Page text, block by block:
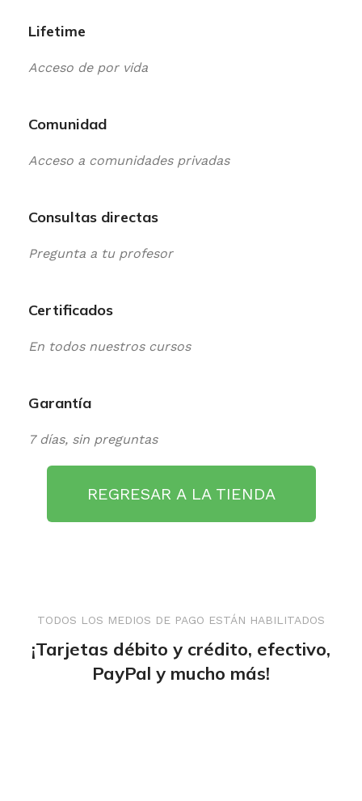
Lifetime
Acceso de por vida
Comunidad
Acceso a comunidades privadas
Consultas directas
Pregunta a tu profesor
Certificados
En todos nuestros cursos
Garantía
7 días, sin preguntas
REGRESAR A LA TIENDA
TODOS LOS MEDIOS DE PAGO ESTÁN HABILITADOS
¡Tarjetas débito y crédito, efectivo,
PayPal y mucho más!